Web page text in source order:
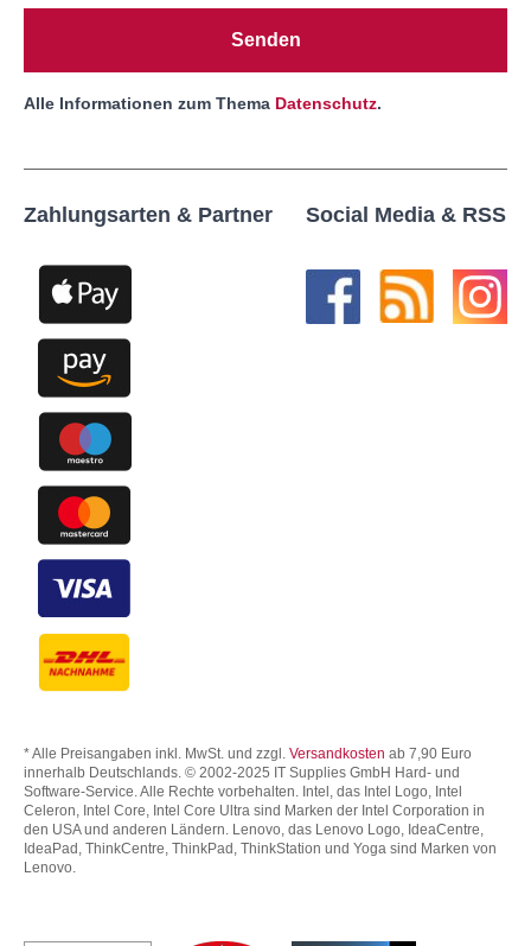
Senden
Alle Informationen zum Thema Datenschutz.
Zahlungsarten & Partner Social Media & RSS
* Alle Preisangaben inkl. MwSt. und zzgl. Versandkosten ab 7,90 Euro
innerhalb Deutschlands. © 2002-2025 IT Supplies GmbH Hard- und
Software-Service. Alle Rechte vorbehalten. Intel, das Intel Logo, Intel
Celeron, Intel Core, Intel Core Ultra sind Marken der Intel Corporation in
den USA und anderen Ländern. Lenovo, das Lenovo Logo, IdeaCentre,
IdeaPad, ThinkCentre, ThinkPad, ThinkStation und Yoga sind Marken von
Lenovo.